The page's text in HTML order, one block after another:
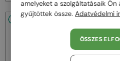
48/72
amelyeket a szolgáltatásaik Ön
gyűjtöttek össze. Adatvédelmi
ÖSSZES